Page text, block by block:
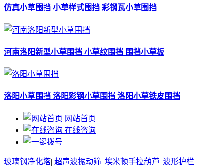
仿真小草围挡 小草样式围挡 彩钢瓦小草围挡
河南洛阳新型小草围挡 小草纹围挡 围挡小草板
洛阳小草围挡 洛阳彩钢小草围挡 洛阳小草铁皮围挡
网站首页
在线咨询
玻璃钢净化塔| 超声波振动筛| 埃米顿手拉葫芦| 波形护栏|